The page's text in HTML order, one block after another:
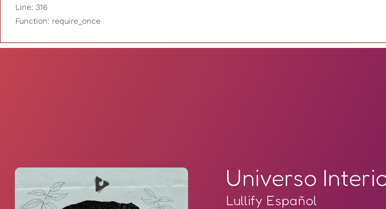
Line: 316
Function: require_once
Universo
Lullify Español